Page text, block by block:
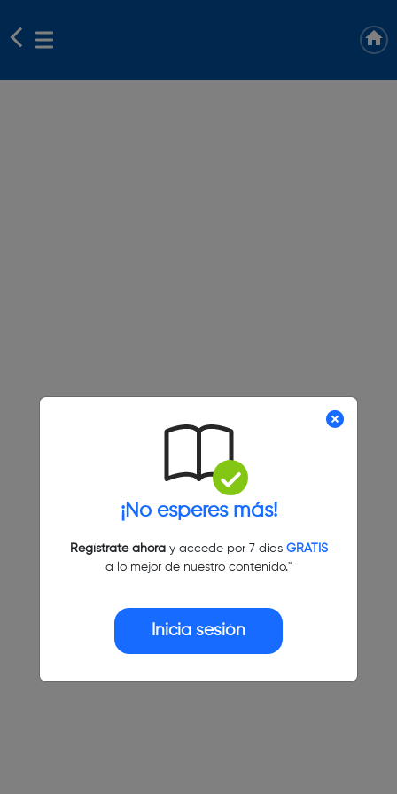
¡No esperes más!
Regístrate ahoray accede por 7 días GRATIS
a lo mejor de nuestro contenido."
Inicia sesión